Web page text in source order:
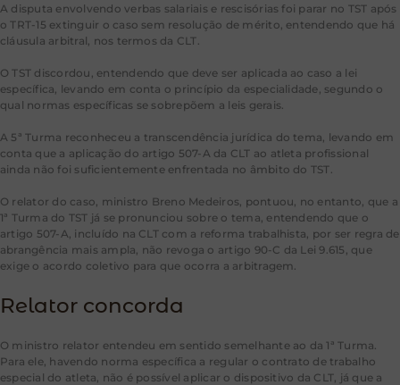
A disputa envolvendo verbas salariais e rescisórias foi parar no TST após
o TRT-15 extinguir o caso sem resolução de mérito, entendendo que há
cláusula arbitral, nos termos da CLT.
O TST discordou, entendendo que deve ser aplicada ao caso a lei
específica, levando em conta o princípio da especialidade, segundo o
qual normas específicas se sobrepõem a leis gerais.
A 5ª Turma reconheceu a transcendência jurídica do tema, levando em
conta que a aplicação do artigo 507-A da CLT ao atleta profissional
ainda não foi suficientemente enfrentada no âmbito do TST.
O relator do caso, ministro Breno Medeiros, pontuou, no entanto, que a
1ª Turma do TST já se pronunciou sobre o tema, entendendo que o
artigo 507-A, incluído na CLT com a reforma trabalhista, por ser regra de
abrangência mais ampla, não revoga o artigo 90-C da Lei 9.615, que
exige o acordo coletivo para que ocorra a arbitragem.
Relator concorda
O ministro relator entendeu em sentido semelhante ao da 1ª Turma.
Para ele, havendo norma específica a regular o contrato de trabalho
especial do atleta, não é possível aplicar o dispositivo da CLT, já que a